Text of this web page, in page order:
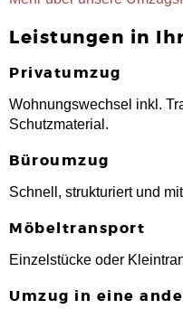
Leistungen in
Privatumzug
Wohnungswechsel inkl.
Schutzmaterial.
Büroumzug
Schnell, strukturiert und
Möbeltransport
Einzelstücke oder
Umzug in eine